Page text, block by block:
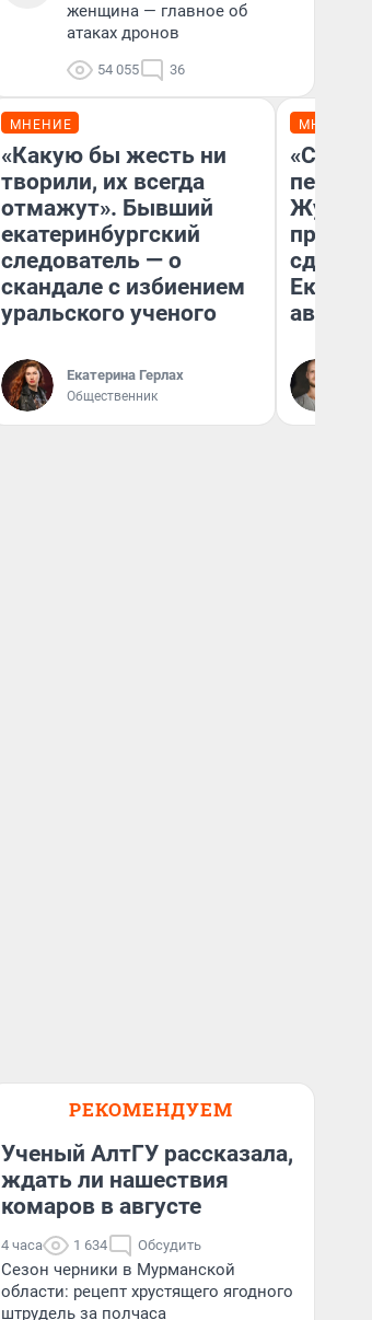
женщина — главное об
атаках дронов
54 055 36
МНЕНИЕ
«Какую бы жесть ни
творили, их всегда
отмажут». Бывший
екатеринбургский
следователь — о
скандале с избиением
уральского ученого
Екатерина Герлах
Общественник
МНЕНИЕ
августа
РЕКОМЕНДУЕМ
Ученый АлтГУ рассказала,
ждать ли нашествия
комаров в августе
4 часа 1 634 Обсудить
Сезон черники в Мурманской
области: рецепт хрустящего ягодного
штрудель за полчаса